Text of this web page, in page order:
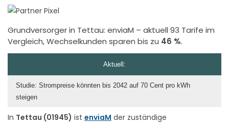
Grundversorger in Tettau: enviaM – aktuell 93 Tarife im
Vergleich, Wechselkunden sparen bis zu 46 %.
In Tettau (01945) ist enviaM der zuständige
Aktuell:
Studie: Strompreise könnten bis 2042 auf 70 Cent pro kWh
steigen